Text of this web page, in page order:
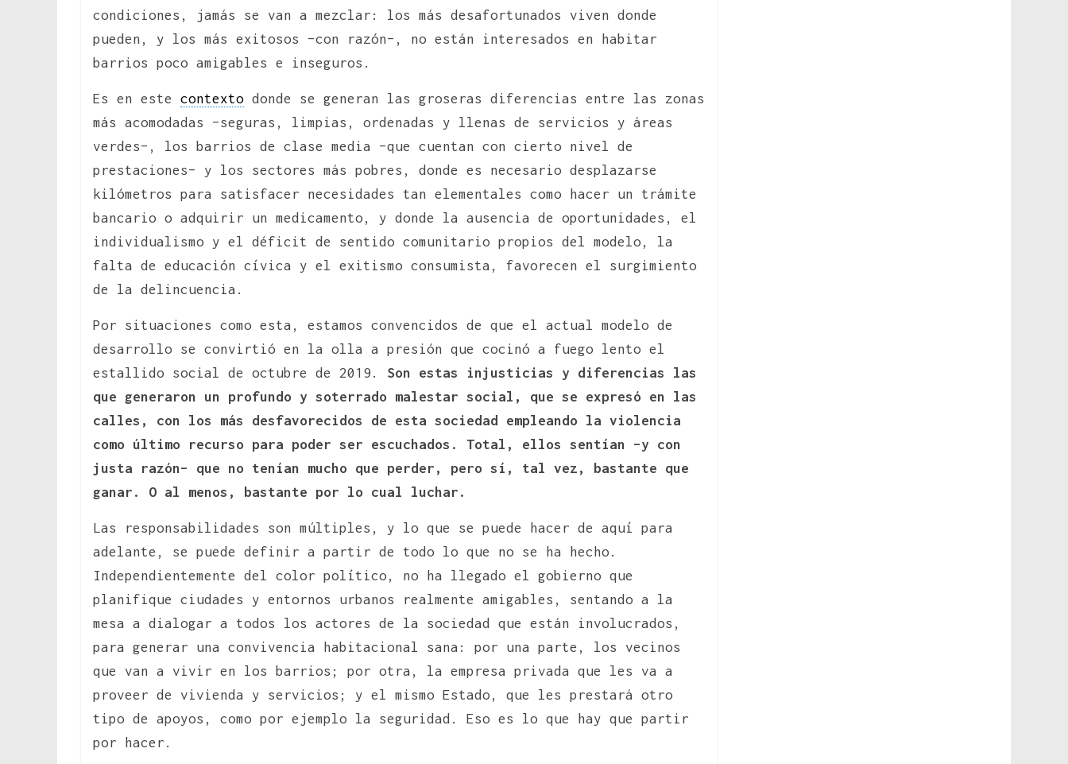
condiciones, jamás se van a mezclar: los más desafortunados viven donde
pueden, y los más exitosos –con razón–, no están interesados en habitar
barrios poco amigables e inseguros.
Es en este contexto donde se generan las groseras diferencias entre las zonas
más acomodadas –seguras, limpias, ordenadas y llenas de servicios y áreas
verdes–, los barrios de clase media –que cuentan con cierto nivel de
prestaciones– y los sectores más pobres, donde es necesario desplazarse
kilómetros para satisfacer necesidades tan elementales como hacer un trámite
bancario o adquirir un medicamento, y donde la ausencia de oportunidades, el
individualismo y el déficit de sentido comunitario propios del modelo, la
falta de educación cívica y el exitismo consumista, favorecen el surgimiento
de la delincuencia.
Por situaciones como esta, estamos convencidos de que el actual modelo de
desarrollo se convirtió en la olla a presión que cocinó a fuego lento el
estallido social de octubre de 2019. Son estas injusticias y diferencias las
que generaron un profundo y soterrado malestar social, que se expresó en las
calles, con los más desfavorecidos de esta sociedad empleando la violencia
como último recurso para poder ser escuchados. Total, ellos sentían –y con
justa razón– que no tenían mucho que perder, pero sí, tal vez, bastante que
ganar. O al menos, bastante por lo cual luchar.
Las responsabilidades son múltiples, y lo que se puede hacer de aquí para
adelante, se puede definir a partir de todo lo que no se ha hecho.
Independientemente del color político, no ha llegado el gobierno que
planifique ciudades y entornos urbanos realmente amigables, sentando a la
mesa a dialogar a todos los actores de la sociedad que están involucrados,
para generar una convivencia habitacional sana: por una parte, los vecinos
que van a vivir en los barrios; por otra, la empresa privada que les va a
proveer de vivienda y servicios; y el mismo Estado, que les prestará otro
tipo de apoyos, como por ejemplo la seguridad. Eso es lo que hay que partir
por hacer.